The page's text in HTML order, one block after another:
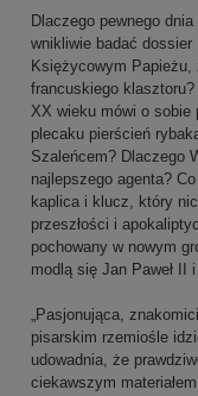
Dlaczego pewnego
wnikliwie badać
Księżycowym
francuskiego
XX wieku mówi o
plecaku pierścień
Szaleńcem? Dlaczego
najlepszego agenta?
kaplica i klucz, który
przeszłości i
pochowany w nowym
modlą się Jan Paweł II
„Pasjonująca,
pisarskim rzemiośle
udowadnia, że
ciekawszym